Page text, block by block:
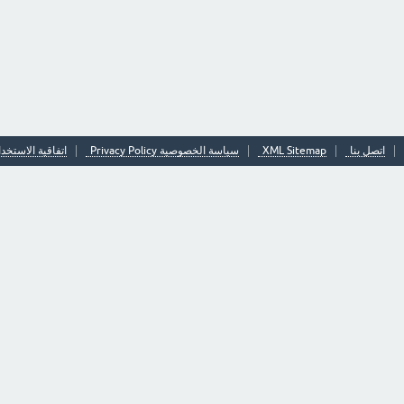
اتصل بنا XML Sitemap سياسة الخصوصية Privacy Policy اتفاقية